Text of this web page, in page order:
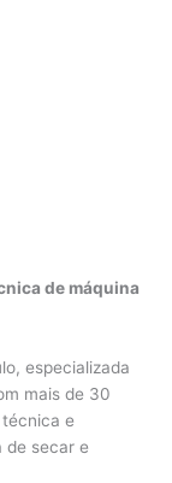
de máquina
especializada
mais de 30
e
de secar e